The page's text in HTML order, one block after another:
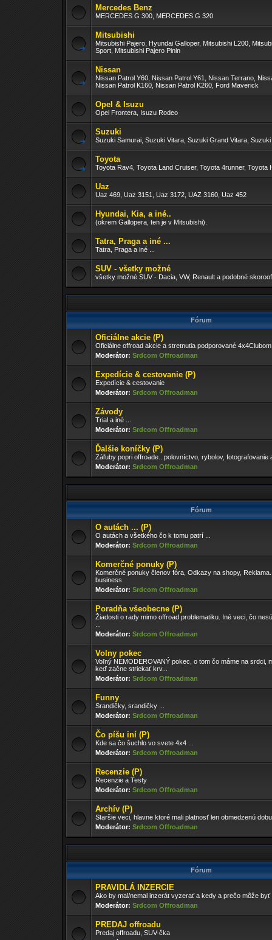
Mercedes Benz
MERCEDES G 300, MERCEDES G 320
Mitsubishi
Mitsubishi Pajero, Hyundai Galloper, Mitsubishi L200,
Sport, Mitsubishi Pajero Pinin
Nissan
Nissan Patrol Y60, Nissan Patrol Y61, Nissan Terrano,
Nissan Patrol K160, Nissan Patrol K260, Ford Maverick
Opel & Isuzu
Opel Frontera, Isuzu Rodeo
Suzuki
Suzuki Samurai, Suzuki Vitara, Suzuki Grand Vitara,
Toyota
Toyota Rav4, Toyota Land Cruiser, Toyota 4runner, Toyota
Uaz
Uaz 469, Uaz 3151, Uaz 3172, UAZ 3160, Uaz 452
Hyundai, Kia, a iné..
(okrem Gallopera, ten je v Mitsubishi).
Tatra, Praga a iné ...
Tatra, Praga a iné ...
SUV - všetky možné
všetky možné SUV - Dacia, VW, Renault a podobné
Fórum
Oficiálne akcie (P)
Oficiálne offroad akcie a stretnutia podporované
Moderátor: Srdcom Offroadman
Expedície & cestovanie (P)
Expedície & cestovanie
Moderátor: Srdcom Offroadman
Závody
Trial a iné ...
Moderátor: Srdcom Offroadman
Ďalšie koníčky (P)
Záľuby popri offroade...polovníctvo, rybolov, fotografovanie
Moderátor: Srdcom Offroadman
Fórum
O autách ... (P)
O autách a všetkého čo k tomu patrí ...
Moderátor: Srdcom Offroadman
Komerčné ponuky (P)
Komerčné ponuky členov fóra, Odkazy na shopy,
business
Moderátor: Srdcom Offroadman
Poradňa všeobecne (P)
Žiadosti o rady mimo offroad problematiku. Iné veci, čo
Moderátor: Srdcom Offroadman
Volny pokec
Voľný NEMODEROVANÝ pokec, o tom čo máme na srdci,
keď začne striekať krv...
Moderátor: Srdcom Offroadman
Funny
Srandičky, srandičky ...
Moderátor: Srdcom Offroadman
Čo píšu iní (P)
Kde sa čo šuchlo vo svete 4x4 ...
Moderátor: Srdcom Offroadman
Recenzie (P)
Recenzie a Testy
Moderátor: Srdcom Offroadman
Archív (P)
Staršie veci, hlavne ktoré mali platnosť len obmedzenú
Moderátor: Srdcom Offroadman
Fórum
PRAVIDLÁ INZERCIE
Ako by mal/nemal inzerát vyzerať a kedy a prečo môže byť
Moderátor: Srdcom Offroadman
PREDAJ offroadu
Predaj offroadu, SUV-čka